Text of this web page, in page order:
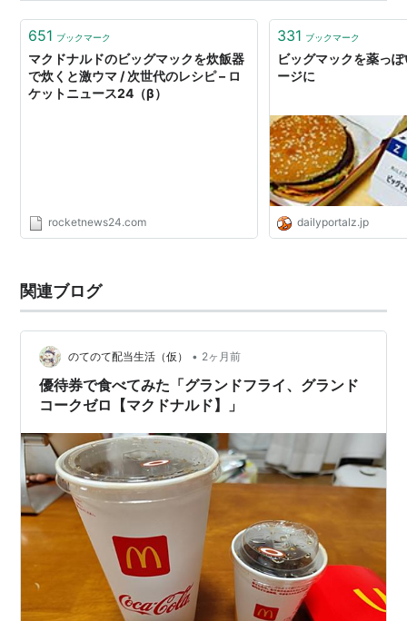
マクドナルドのシンボル的存在で、全世界に展開してい
るため、世界各国の物価指標としてしばしば用いられ
る。→ ビッグマック指数
http://love.mcdonalds.co.jp/beef/bigmac/index.ht
ビッグマックのあの味が大好きです。自分であのソ
ースが作れれば・・・... - Yahoo!知恵袋
YouTube
関連キーワード
購買力平価説
れば幸いです。 今すぐ食べたい方は、お近くのマクドナ
ルド店舗で購入できま…
651 ブックマーク
マクドナルドのビッグマックを炊飯器
で炊くと激ウマ / 次世代のレシピ – ロ
ケットニュース24（β）
rocketnews24.com
331 ブックマーク
ビッグマックを薬っ
ージに
dailyportalz.jp
関連ブログ
のてのて配当生活（仮） • 2ヶ月前
優待券で食べてみた「グランドフライ、グランド
コークゼロ【マクドナルド】」